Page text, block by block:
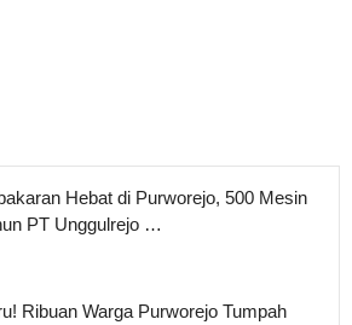
Hebat di Purworejo, 500 Mesin
PT Unggulrejo …
Ribuan Warga Purworejo Tumpah